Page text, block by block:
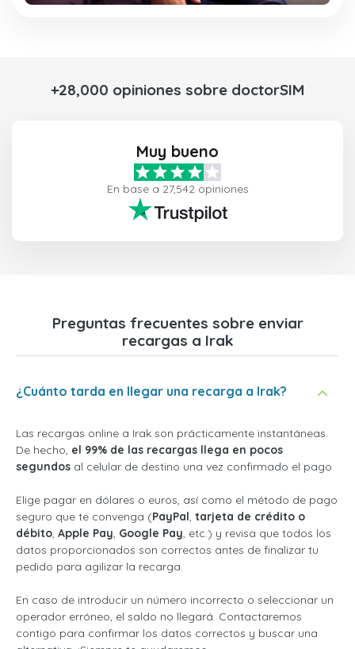
+28,000 opiniones sobre doctorSIM
Muy bueno
En base a 27,542 opiniones
Preguntas frecuentes sobre enviar
recargas a Irak
¿Cuánto tarda en llegar una recarga a Irak?
Las recargas online a Irak son prácticamente instantáneas.
De hecho, el 99% de las recargas llega en pocos
segundos al celular de destino una vez confirmado el pago.
Elige pagar en dólares o euros, así como el método de pago
seguro que te convenga (PayPal, tarjeta de crédito o
débito, Apple Pay, Google Pay, etc.) y revisa que todos los
datos proporcionados son correctos antes de finalizar tu
pedido para agilizar la recarga.
En caso de introducir un número incorrecto o seleccionar un
operador erróneo, el saldo no llegará. Contactaremos
contigo para confirmar los datos correctos y buscar una